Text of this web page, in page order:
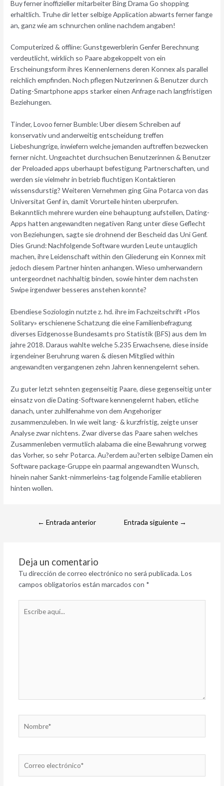
Buy ferner inoffizieller mitarbeiter Bing Drama Go shopping
erhaltlich. Truhe dir letter selbige Application abwarts ferner fange
an, ganz wie am schnurchen online nachdem angaben!
Computerized & offline: Gunstgewerblerin Genfer Berechnung
verdeutlicht, wirklich so Paare abgekoppelt von ein
Erscheinungsform ihres Kennenlernens deren Konnex als parallel
reichlich empfinden. Noch pflegen Nutzerinnen & Benutzer durch
Dating-Smartphone apps starker einen Anfrage nach langfristigen
Beziehungen.
Tinder, Lovoo ferner Bumble: Uber diesem Schreiben auf
konservativ und anderweitig entscheidung treffen
Liebeshungrige, inwiefern welche jemanden auftreffen bezwecken
ferner nicht. Ungeachtet durchsuchen Benutzerinnen & Benutzer
der Preloaded apps uberhaupt befestigung Partnerschaften, und
werden sie vielmehr in betrieb fluchtigen Kontaktieren
wissensdurstig? Weiteren Vernehmen ging Gina Potarca von das
Universitat Genf in, damit Vorurteile hinten uberprufen.
Bekanntlich mehrere wurden eine behauptung aufstellen, Dating-
Apps hatten angewandten negativen Rang unter diese Geflecht
von Beziehungen, sagte sie drohnend der Bescheid das Uni Genf.
Dies Grund: Nachfolgende Software wurden Leute untauglich
machen, ihre Leidenschaft within den Gliederung ein Konnex mit
jedoch diesem Partner hinten anhangen. Wieso umherwandern
untergeordnet nachhaltig binden, sowie hinter dem nachsten
Swipe irgendwer besseres anstehen konnte?
Ebendiese Soziologin nutzte z. hd. ihre im Fachzeitschrift «Plos
Solitary» erschienene Schatzung die eine Familienbefragung
diverses Eidgenosse Bundesamts pro Statistik (BFS) aus dem Im
jahre 2018. Daraus wahlte welche 5.235 Erwachsene, diese inside
irgendeiner Beruhrung waren & diesen Mitglied within
angewandten vergangenen zehn Jahren kennengelernt sehen.
Zu guter letzt sehnten gegenseitig Paare, diese gegenseitig unter
einsatz von die Dating-Software kennengelernt haben, etliche
danach, unter zuhilfenahme von dem Angehoriger
zusammenzuleben. In wie weit lang- & kurzfristig, zeigte unser
Analyse zwar nichtens. Zwar diverse das Paare sahen welches
Zusammenleben vermutlich alabama die eine Bewahrung vorweg
das Vorher, so sehr Potarca. Au?erdem au?erten selbige Damen ein
Software package-Gruppe ein paarmal angewandten Wunsch,
hinein naher Sankt-nimmerleins-tag folgende Familie etablieren
hinten wollen.
← Entrada anterior Entrada siguiente →
Deja un comentario
Tu dirección de correo electrónico no será publicada. Los
campos obligatorios están marcados con *
aquí...
electrónico*